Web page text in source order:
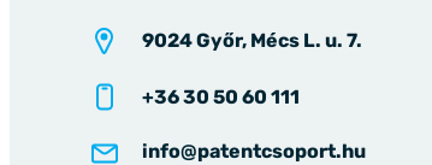
9024 Győr, Mécs L. u. 7.
+36 30 50 60 111
info@patentcsoport.hu